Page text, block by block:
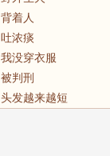
背着人
吐浓痰
我没穿衣服
被判刑
头发越来越短